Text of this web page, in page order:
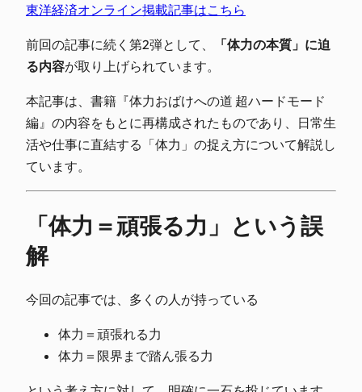
東洋経済オンライン掲載記事はこちら
前回の記事に続く第2弾として、
「体力の本質」に迫
る内容が取り上げられています。
本記事は、書籍『体力おばけへの道 超ハードモード
編』の内容をもとに再構成されたものであり、日常生
活や仕事に直結する「体力」の捉え方について解説し
ています。
「体力＝頑張る力」という誤
解
今回の記事では、多くの人が持っている
体力＝頑張れる力
体力＝限界まで踏ん張る力